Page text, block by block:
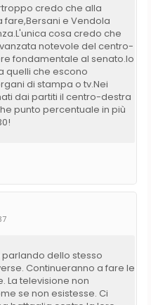
credo che alla
e Vendola
cosa credo che
notevole del centro-
fondamentale al senato.Io
quelli che escono
di stampa o tv.Nei
dai partiti il centro-destra
punto percentuale in più
parlando dello stesso
Continueranno a fare le
La televisione non
se non esistesse. Ci